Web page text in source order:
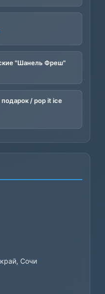
1500₽.
"Шанель Фреш"
/ pop it ice
Сочи